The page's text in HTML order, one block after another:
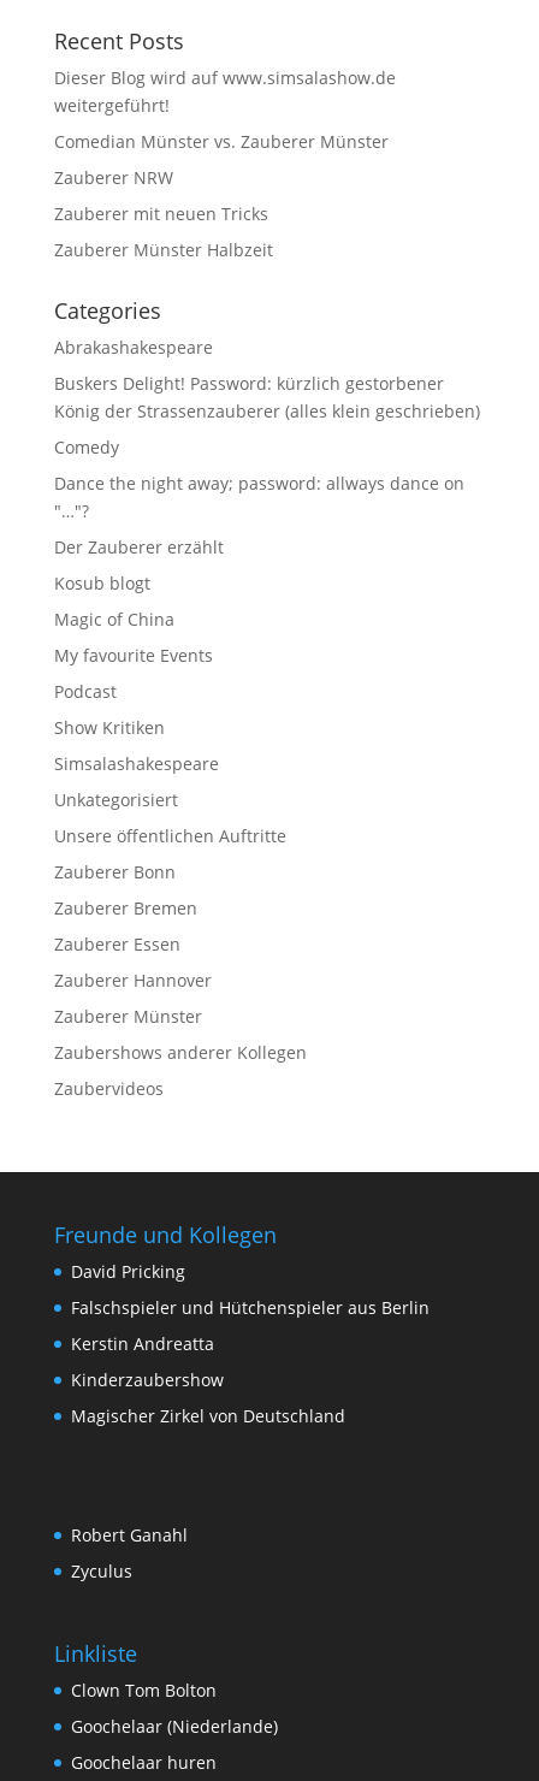
Recent Posts
Dieser Blog wird auf www.simsalashow.de
weitergeführt!
Comedian Münster vs. Zauberer Münster
Zauberer NRW
Zauberer mit neuen Tricks
Zauberer Münster Halbzeit
Categories
Abrakashakespeare
Buskers Delight! Password: kürzlich gestorbener
König der Strassenzauberer (alles klein geschrieben)
Comedy
Dance the night away; password: allways dance on
"…"?
Der Zauberer erzählt
Kosub blogt
Magic of China
My favourite Events
Podcast
Show Kritiken
Simsalashakespeare
Unkategorisiert
Unsere öffentlichen Auftritte
Zauberer Bonn
Zauberer Bremen
Zauberer Essen
Zauberer Hannover
Zauberer Münster
Zaubershows anderer Kollegen
Zaubervideos
Freunde und Kollegen
David Pricking
Falschspieler und Hütchenspieler aus Berlin
Kerstin Andreatta
Kinderzaubershow
Magischer Zirkel von Deutschland
Robert Ganahl
Zyculus
Linkliste
Clown Tom Bolton
Goochelaar (Niederlande)
Goochelaar huren